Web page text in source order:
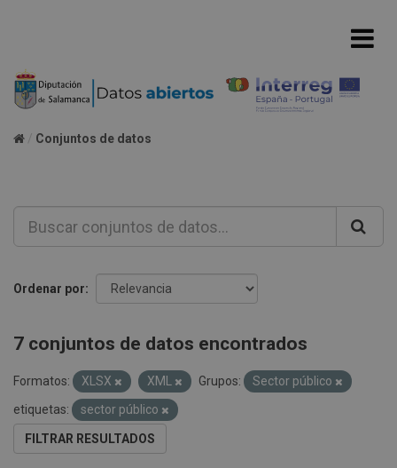
Conjuntos de datos
Ordenar por
7 conjuntos de datos encontrados
Formatos: XLSX XML Grupos:
Sector público
etiquetas:
sector público
FILTRAR RESULTADOS